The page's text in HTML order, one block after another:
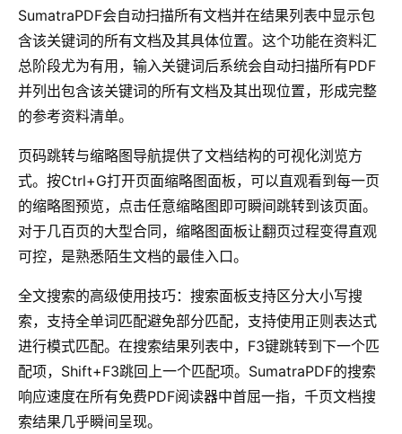
SumatraPDF会自动扫描所有文档并在结果列表中显示包
含该关键词的所有文档及其具体位置。这个功能在资料汇
总阶段尤为有用，输入关键词后系统会自动扫描所有PDF
并列出包含该关键词的所有文档及其出现位置，形成完整
的参考资料清单。
页码跳转与缩略图导航提供了文档结构的可视化浏览方
式。按Ctrl+G打开页面缩略图面板，可以直观看到每一页
的缩略图预览，点击任意缩略图即可瞬间跳转到该页面。
对于几百页的大型合同，缩略图面板让翻页过程变得直观
可控，是熟悉陌生文档的最佳入口。
全文搜索的高级使用技巧：搜索面板支持区分大小写搜
索，支持全单词匹配避免部分匹配，支持使用正则表达式
进行模式匹配。在搜索结果列表中，F3键跳转到下一个匹
配项，Shift+F3跳回上一个匹配项。SumatraPDF的搜索
响应速度在所有免费PDF阅读器中首屈一指，千页文档搜
索结果几乎瞬间呈现。